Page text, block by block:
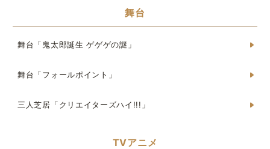
舞台
舞台「鬼太郎誕生 ゲゲゲの謎」
舞台「フォールポイント」
三人芝居「クリエイターズハイ!!!」
TVアニメ